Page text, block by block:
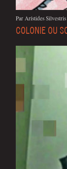
Par Arís­tides Silvestris
COLONIE OU